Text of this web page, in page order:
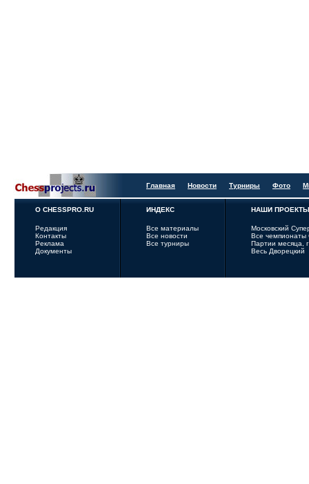
Главная Новости Турниры Фото
О CHESSPRO.RU
Редакция
Контакты
Реклама
Документы
ИНДЕКС
Все материалы
Все новости
Все турниры
НАШИ ПРОЕКТЫ
Московский
Все
Партии месяца,
Весь Дворецкий